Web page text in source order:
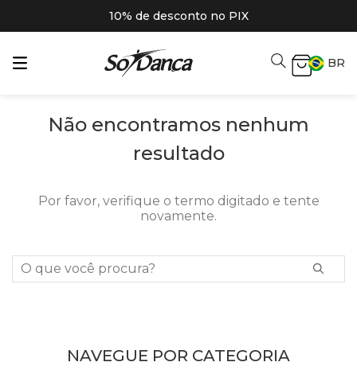
10% de desconto no PIX
BR
Não encontramos nenhum
resultado
Por favor, verifique o termo digitado e tente
novamente.
O que você procura?
NAVEGUE POR CATEGORIA